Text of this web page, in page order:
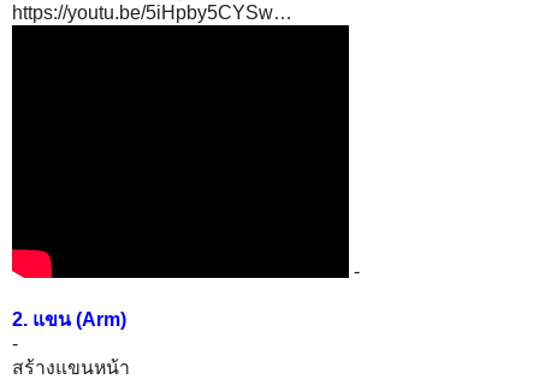
https://youtu.be/5iHpby5CYSw…
-
2. แขน (Arm)
-
สร้างแขนหน้า